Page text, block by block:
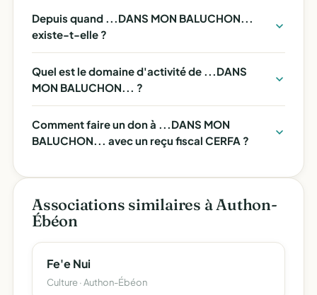
Depuis quand ...DANS MON BALUCHON...
existe-t-elle ?
Quel est le domaine d'activité de ...DANS
MON BALUCHON... ?
Comment faire un don à ...DANS MON
BALUCHON... avec un reçu fiscal CERFA ?
Associations similaires à Authon-
Ébéon
Fe'e Nui
Culture · Authon-Ébéon